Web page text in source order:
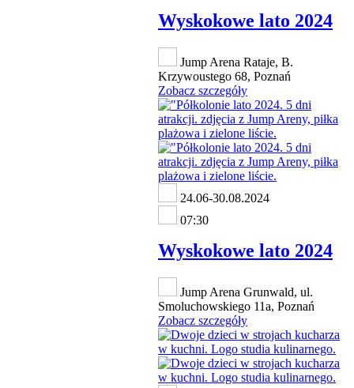
Wyskokowe lato 2024
Jump Arena Rataje, B.
Krzywoustego 68, Poznań
Zobacz szczegóły
24.06-30.08.2024
07:30
Wyskokowe lato 2024
Jump Arena Grunwald, ul.
Smoluchowskiego 11a, Poznań
Zobacz szczegóły